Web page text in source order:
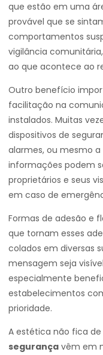
que estão em uma
provável que se
comportamentos
vigilância
ao que acontece ao
Outro benefício
facilitação na
instalados. Muitas
dispositivos de
alarmes, ou mesmo a
informações podem
proprietários e seus
em caso de
Formas de adesão e
que tornam esses
colados em diversas
mensagem seja
especialmente
estabelecimentos
prioridade.
A estética não fica de
segurança vêm em